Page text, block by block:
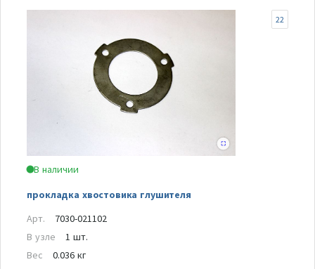
В наличии
прокладка хвостовика глушителя
22
Арт.
7030-021102
В узле
1 шт.
Вес
0.036 кг